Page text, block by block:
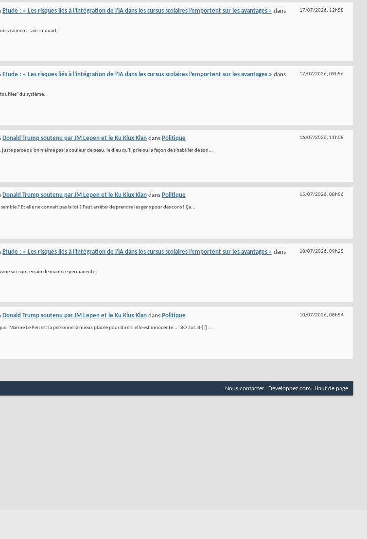
17/07/2026, 12h58
Etude : « Les risques liés à l’intégration de l’IA dans les cursus scolaires l’emportent sur les avantages » dans
vraiment. :aie::mouarf:
17/07/2026, 09h56
Etude : « Les risques liés à l’intégration de l’IA dans les cursus scolaires l’emportent sur les avantages » dans
utiles" du système.
16/07/2026, 11h08
Donald Trump soutenu par JM Lepen et le Ku Klux Klan dans Politique
parce qu'on n'aime pas la couleur de peau, le dieu qu'il prie ou la façon de s'habiller de son...
15/07/2026, 08h56
Donald Trump soutenu par JM Lepen et le Ku Klux Klan dans Politique
? Et elle ne connait pas la loi ? Faut arrêter de prendre les gens pour des cons ! Ça...
10/07/2026, 09h25
Etude : « Les risques liés à l’intégration de l’IA dans les cursus scolaires l’emportent sur les avantages » dans
sur son terrain de manière permanente.
10/07/2026, 08h54
Donald Trump soutenu par JM Lepen et le Ku Klux Klan dans Politique
"Marine Le Pen est la personne la mieux placée pour dire si elle est innocente..." 8O :lol: 8-) () ...
Nous contacter Developpez.com Haut de page